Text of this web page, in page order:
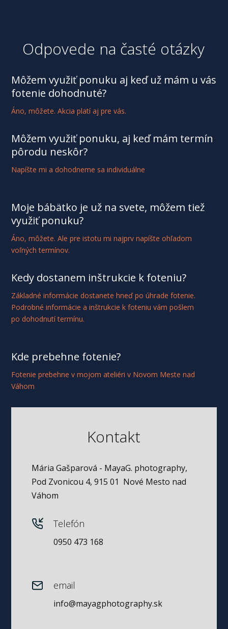
Odpovede na časté otázky
Môžem využiť ponuku aj keď už mám u vás
fotenie dohodnuté?
Áno, môžete. Akcia platí aj pre vás.
Môžem využiť ponuku, aj keď mám termín
pôrodu neskôr?
Napíšte mi a dohodneme sa individuálne
Moje bábätko je už na svete, môžem tiež
využiť ponuku?
Áno, môžete. Ale pre istotu mi najprv napíšte ohľadom
voľných termínov.
Kedy dostanem inštrukcie k foteniu?
Základné informácie dostanete hneď po úhrade fotenie.
Podrobné informácie a inštrukcie k foteniu vám pošlem
po dohodnutí termínu.
Kde prebehne fotenie?
Fotenie prebehne v mojom ateliéri v Novom Meste nad
Váhom
Kontakt
Mária Gašparová - MayaG. photography,
Pod Zvonicou 4, 915 01 Nové Mesto nad
Váhom
Telefón
0950 473 168
email
info@mayagphotography.sk